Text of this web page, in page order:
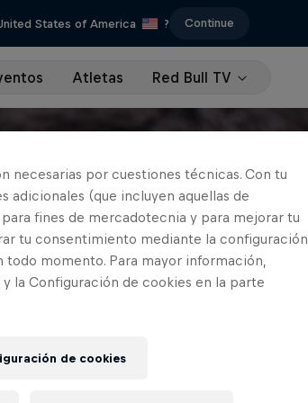
States of America ? Continue
Atletas Red Bull TV
necesarias por cuestiones técnicas. Con tu
adicionales (que incluyen aquellas de
fines de mercadotecnia y para mejorar tu
tu consentimiento mediante la configuración
momento. Para mayor información,
y la Configuración de cookies en la parte
de cookies